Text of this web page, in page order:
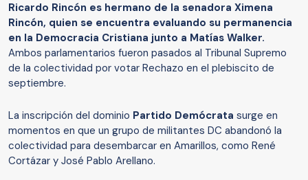
Ricardo Rincón es hermano de la senadora Ximena
Rincón, quien se encuentra evaluando su permanencia
en la Democracia Cristiana junto a Matías Walker.
Ambos parlamentarios fueron pasados al Tribunal Supremo
de la colectividad por votar Rechazo en el plebiscito de
septiembre.
La inscripción del dominio Partido Demócrata surge en
momentos en que un grupo de militantes DC abandonó la
colectividad para desembarcar en Amarillos, como René
Cortázar y José Pablo Arellano.